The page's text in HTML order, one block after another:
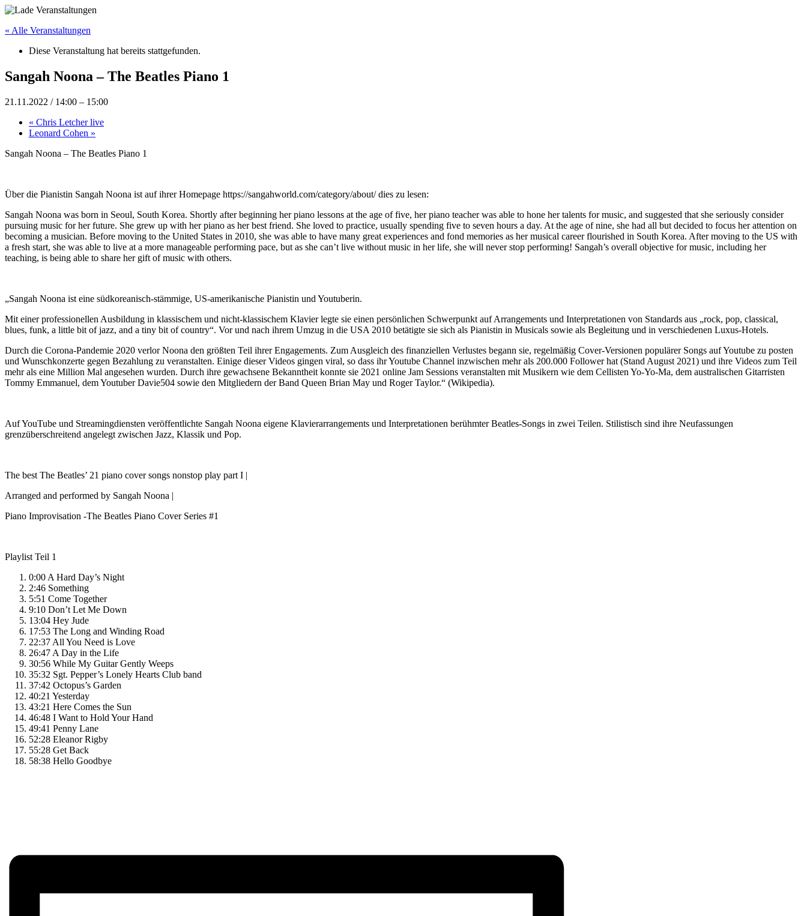
« Alle Veranstaltungen
Diese Veranstaltung hat bereits stattgefunden.
Sangah Noona – The Beatles Piano 1
21.11.2022 / 14:00 – 15:00
« Chris Letcher live
Leonard Cohen »
Sangah Noona – The Beatles Piano 1
Über die Pianistin Sangah Noona ist auf ihrer Homepage https://sangahworld.com/category/about/ dies zu lesen:
Sangah Noona was born in Seoul, South Korea. Shortly after beginning her piano lessons at the age of five, her piano teacher was able to hone her talents for music, and suggested that she seriously consider
pursuing music for her future. She grew up with her piano as her best friend. She loved to practice, usually spending five to seven hours a day. At the age of nine, she had all but decided to focus her attention on
becoming a musician. Before moving to the United States in 2010, she was able to have many great experiences and fond memories as her musical career flourished in South Korea. After moving to the US with
a fresh start, she was able to live at a more manageable performing pace, but as she can’t live without music in her life, she will never stop performing! Sangah’s overall objective for music, including her
teaching, is being able to share her gift of music with others.
„Sangah Noona ist eine südkoreanisch-stämmige, US-amerikanische Pianistin und Youtuberin.
Mit einer professionellen Ausbildung in klassischem und nicht-klassischem Klavier legte sie einen persönlichen Schwerpunkt auf Arrangements und Interpretationen von Standards aus „rock, pop, classical,
blues, funk, a little bit of jazz, and a tiny bit of country“. Vor und nach ihrem Umzug in die USA 2010 betätigte sie sich als Pianistin in Musicals sowie als Begleitung und in verschiedenen Luxus-Hotels.
Durch die Corona-Pandemie 2020 verlor Noona den größten Teil ihrer Engagements. Zum Ausgleich des finanziellen Verlustes begann sie, regelmäßig Cover-Versionen populärer Songs auf Youtube zu posten
und Wunschkonzerte gegen Bezahlung zu veranstalten. Einige dieser Videos gingen viral, so dass ihr Youtube Channel inzwischen mehr als 200.000 Follower hat (Stand August 2021) und ihre Videos zum Teil
mehr als eine Million Mal angesehen wurden. Durch ihre gewachsene Bekanntheit konnte sie 2021 online Jam Sessions veranstalten mit Musikern wie dem Cellisten Yo-Yo-Ma, dem australischen Gitarristen
Tommy Emmanuel, dem Youtuber Davie504 sowie den Mitgliedern der Band Queen Brian May und Roger Taylor.“ (Wikipedia).
Auf YouTube und Streamingdiensten veröffentlichte Sangah Noona eigene Klavierarrangements und Interpretationen berühmter Beatles-Songs in zwei Teilen. Stilistisch sind ihre Neufassungen
grenzüberschreitend angelegt zwischen Jazz, Klassik und Pop.
The best The Beatles’ 21 piano cover songs nonstop play part I |
Arranged and performed by Sangah Noona |
Piano Improvisation -The Beatles Piano Cover Series #1
Playlist Teil 1
0:00 A Hard Day’s Night
2:46 Something
5:51 Come Together
9:10 Don’t Let Me Down
13:04 Hey Jude
17:53 The Long and Winding Road
22:37 All You Need is Love
26:47 A Day in the Life
30:56 While My Guitar Gently Weeps
35:32 Sgt. Pepper’s Lonely Hearts Club band
37:42 Octopus’s Garden
40:21 Yesterday
43:21 Here Comes the Sun
46:48 I Want to Hold Your Hand
49:41 Penny Lane
52:28 Eleanor Rigby
55:28 Get Back
58:38 Hello Goodbye